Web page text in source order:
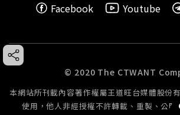
Facebook
Youtube
© 2020 The CTWANT
本網站所刊載內容著作權屬王道旺台媒體股份
使用，他人非經授權不許轉載、重製、公